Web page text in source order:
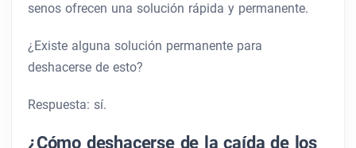
senos ofrecen una solución rápida y permanente.
¿Existe alguna solución permanente para
deshacerse de esto?
Respuesta: sí.
¿Cómo deshacerse de la caída de los